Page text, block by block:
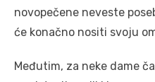
novopečene neveste
će konačno nositi svoju
Međutim, za neke dame